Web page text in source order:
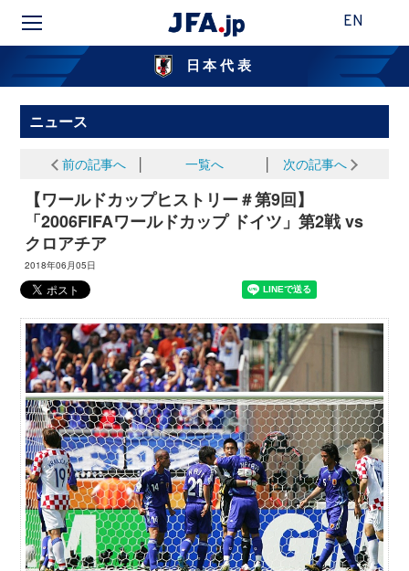
EN
日本代表
ニュース
前の記事へ 一覧へ 次の記事へ
【ワールドカップヒストリー＃第9回】
「2006FIFAワールドカップ ドイツ」第2戦 vs
クロアチア
2018年06月05日